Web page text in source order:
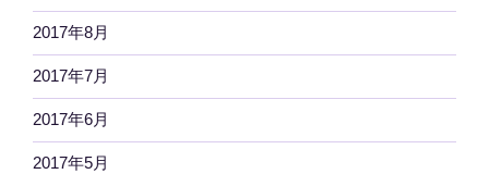
2017年8月
2017年7月
2017年6月
2017年5月